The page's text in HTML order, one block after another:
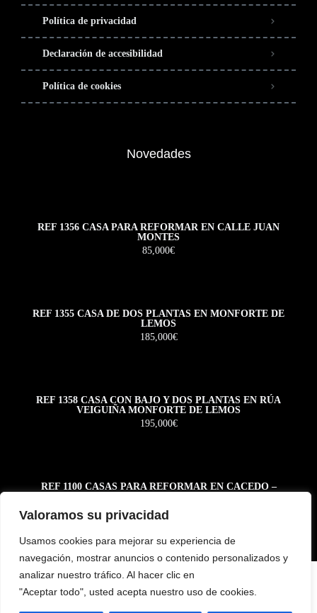
Valoramos su privacidad
Usamos cookies para mejorar su experiencia de
navegación, mostrar anuncios o contenido personalizados y
analizar nuestro tráfico. Al hacer clic en
"Aceptar todo", usted acepta nuestro uso de cookies.
Política de privacidad
Declaración de accesibilidad
Política de cookies
Novedades
REF 1356 CASA PARA REFORMAR EN CALLE JUAN
MONTES
85,000€
REF 1355 CASA DE DOS PLANTAS EN MONFORTE DE
LEMOS
185,000€
REF 1358 CASA CON BAJO Y DOS PLANTAS EN RÚA
VEIGUIÑA MONFORTE DE LEMOS
195,000€
REF 1100 CASAS PARA REFORMAR EN CACEDO –
55,000€